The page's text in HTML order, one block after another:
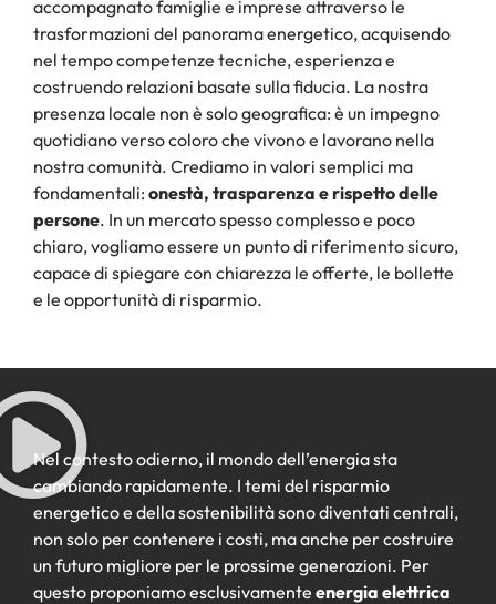
accompagnato famiglie e imprese attraverso le
trasformazioni del panorama energetico, acquisendo
nel tempo competenze tecniche, esperienza e
costruendo relazioni basate sulla fiducia. La nostra
presenza locale non è solo geografica: è un impegno
quotidiano verso coloro che vivono e lavorano nella
nostra comunità. Crediamo in valori semplici ma
fondamentali: onestà, trasparenza e rispetto delle
persone. In un mercato spesso complesso e poco
chiaro, vogliamo essere un punto di riferimento sicuro,
capace di spiegare con chiarezza le offerte, le bollette
e le opportunità di risparmio.
Nel contesto odierno, il mondo dell’energia sta
cambiando rapidamente. I temi del risparmio
energetico e della sostenibilità sono diventati centrali,
non solo per contenere i costi, ma anche per costruire
un futuro migliore per le prossime generazioni. Per
questo proponiamo esclusivamente energia elettrica